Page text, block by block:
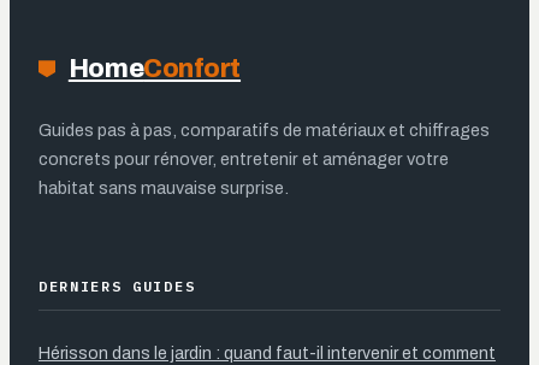
HomeConfort
Guides pas à pas, comparatifs de matériaux et chiffrages
concrets pour rénover, entretenir et aménager votre
habitat sans mauvaise surprise.
DERNIERS GUIDES
Hérisson dans le jardin : quand faut-il intervenir et comment